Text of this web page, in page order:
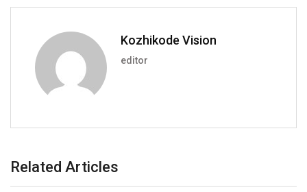
Kozhikode Vision
editor
Related Articles